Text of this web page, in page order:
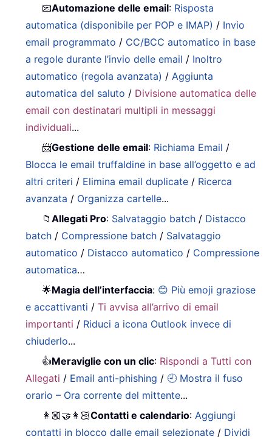
📧Automazione delle email: Risposta
automatica (disponibile per POP e IMAP) / Invio
email programmato / CC/BCC automatico in base
a regole durante l’invio delle email / Inoltro
automatico (regola avanzata) / Aggiunta
automatica del saluto / Divisione automatica delle
email con destinatari multipli in messaggi
individuali...
📨Gestione delle email: Richiama Email /
Blocca le email truffaldine in base all’oggetto e ad
altri criteri / Elimina email duplicate / Ricerca
avanzata / Organizza cartelle...
📁Allegati Pro: Salvataggio batch / Distacco
batch / Compressione batch / Salvataggio
automatico / Distacco automatico / Compressione
automatica…
🌟Magia dell’interfaccia: 😊 Più emoji graziose
e accattivanti /Ti avvisa all’arrivo di email
importanti / Riduci a icona Outlook invece di
chiuderlo...
👍Meraviglie con un clic: Rispondi a Tutti con
Allegati / Email anti-phishing / 🕘 Mostra il fuso
orario – Ora corrente del mittente...
👩🏼‍🤝‍👩🏻Contatti e calendario: Aggiungi
contatti in blocco dalle email selezionate / Dividi